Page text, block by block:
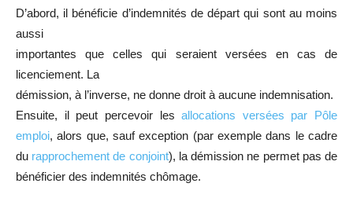
D’abord, il bénéficie d’indemnités de départ qui sont au moins
aussi
importantes que celles qui seraient versées en cas de
licenciement. La
démission, à l’inverse, ne donne droit à aucune indemnisation.
Ensuite, il peut percevoir lesallocations versées par Pôle
emploi, alors que, sauf exception (par exemple dans le cadre
du rapprochement de conjoint), la démission ne permet pas de
bénéficier des indemnités chômage.